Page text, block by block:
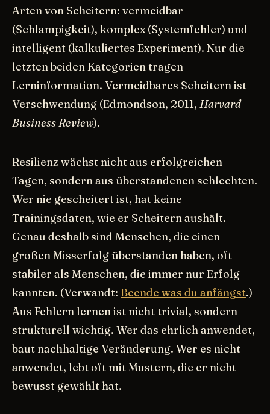
Arten von Scheitern: vermeidbar
(Schlampigkeit), komplex (Systemfehler) und
intelligent (kalkuliertes Experiment). Nur die
letzten beiden Kategorien tragen
Lerninformation. Vermeidbares Scheitern ist
Verschwendung (Edmondson, 2011, Harvard
Business Review).
Resilienz wächst nicht aus erfolgreichen
Tagen, sondern aus überstandenen schlechten.
Wer nie gescheitert ist, hat keine
Trainingsdaten, wie er Scheitern aushält.
Genau deshalb sind Menschen, die einen
großen Misserfolg überstanden haben, oft
stabiler als Menschen, die immer nur Erfolg
kannten. (Verwandt: Beende was du anfängst.)
Aus Fehlern lernen ist nicht trivial, sondern
strukturell wichtig. Wer das ehrlich anwendet,
baut nachhaltige Veränderung. Wer es nicht
anwendet, lebt oft mit Mustern, die er nicht
bewusst gewählt hat.